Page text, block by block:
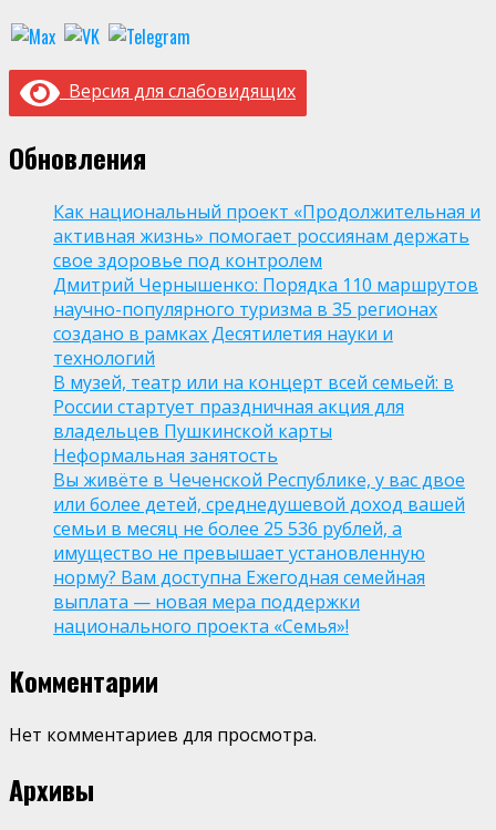
Версия для слабовидящих
Обновления
Как национальный проект «Продолжительная и
активная жизнь» помогает россиянам держать
свое здоровье под контролем
Дмитрий Чернышенко: Порядка 110 маршрутов
научно-популярного туризма в 35 регионах
создано в рамках Десятилетия науки и
технологий
В музей, театр или на концерт всей семьей: в
России стартует праздничная акция для
владельцев Пушкинской карты
Неформальная занятость
Вы живёте в Чеченской Республике, у вас двое
или более детей, среднедушевой доход вашей
семьи в месяц не более 25 536 рублей, а
имущество не превышает установленную
норму? Вам доступна Ежегодная семейная
выплата — новая мера поддержки
национального проекта «Семья»!
Комментарии
Нет комментариев для просмотра.
Архивы